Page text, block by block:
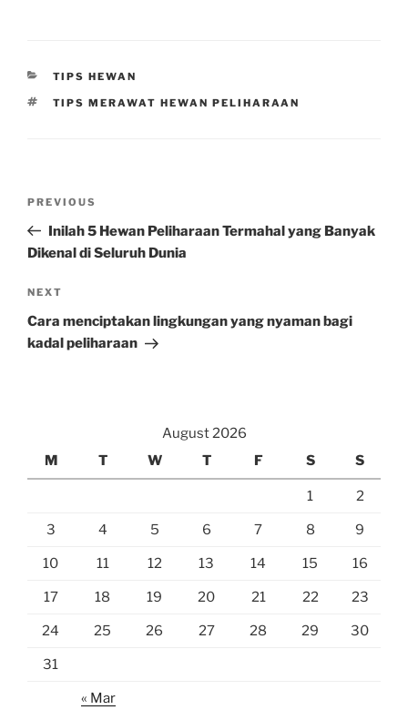
CATEGORIES
TIPS HEWAN
TAGS
TIPS MERAWAT HEWAN PELIHARAAN
Previous
Post
PREVIOUS
Inilah 5 Hewan Peliharaan Termahal yang Banyak
Dikenal di Seluruh Dunia
Next
Post
NEXT
Cara menciptakan lingkungan yang nyaman bagi
kadal peliharaan
August 2026
M
T W T F S S
1 2
3 4 5 6 7 8 9
10 11 12 13 14 15 16
17 18 19 20 21 22 23
24 25 26 27 28 29 30
31
« Mar